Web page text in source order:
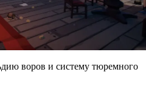
воров и систему тюремного